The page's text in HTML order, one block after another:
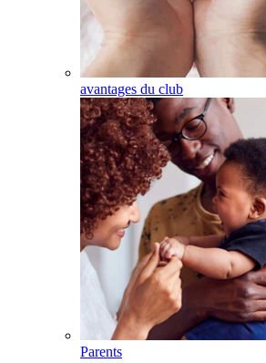
avantages du club
Parents